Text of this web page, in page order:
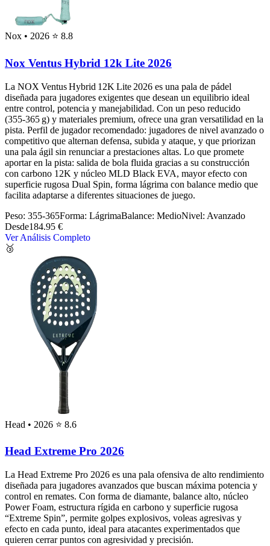
Nox • 2026 ⭐ 8.8
Nox Ventus Hybrid 12k Lite 2026
La NOX Ventus Hybrid 12K Lite 2026 es una pala de pádel
diseñada para jugadores exigentes que desean un equilibrio ideal
entre control, potencia y manejabilidad. Con un peso reducido
(355‑365 g) y materiales premium, ofrece una gran versatilidad en la
pista. Perfil de jugador recomendado: jugadores de nivel avanzado o
competitivo que alternan defensa, subida y ataque, y que priorizan
una pala ágil sin renunciar a prestaciones altas. Lo que promete
aportar en la pista: salida de bola fluida gracias a su construcción
con carbono 12K y núcleo MLD Black EVA, mayor efecto con
superficie rugosa Dual Spin, forma lágrima con balance medio que
facilita adaptarse a diferentes situaciones de juego.
Peso: 355-365Forma: LágrimaBalance: MedioNivel: Avanzado
Desde184.95 €
Ver Análisis Completo
🥉
Head • 2026 ⭐ 8.6
Head Extreme Pro 2026
La Head Extreme Pro 2026 es una pala ofensiva de alto rendimiento
diseñada para jugadores avanzados que buscan máxima potencia y
control en remates. Con forma de diamante, balance alto, núcleo
Power Foam, estructura rígida en carbono y superficie rugosa
“Extreme Spin”, permite golpes explosivos, voleas agresivas y
efecto en cada punto, ideal para atacantes experimentados que
quieren cerrar puntos con agresividad y precisión.